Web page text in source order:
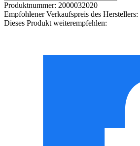
Produktnummer: 2000032020
Empfohlener Verkaufspreis des Herstellers:
Dieses Produkt weiterempfehlen: